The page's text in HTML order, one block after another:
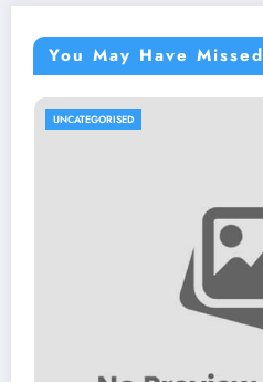
You May Have Missed